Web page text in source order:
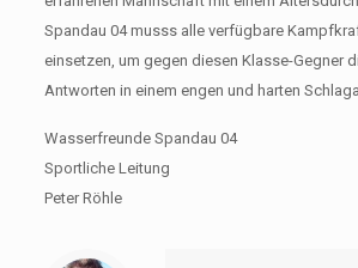
Spandau 04 musss alle verfügbare
einsetzen, um gegen diesen Klasse-Gegner
Antworten in einem engen und harten
Wasserfreunde Spandau 04
Sportliche Leitung
Peter Röhle